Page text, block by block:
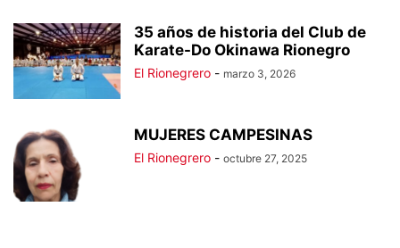
35 años de historia del Club de
Karate-Do Okinawa Rionegro
El Rionegrero - marzo 3, 2026
MUJERES CAMPESINAS
El Rionegrero - octubre 27, 2025